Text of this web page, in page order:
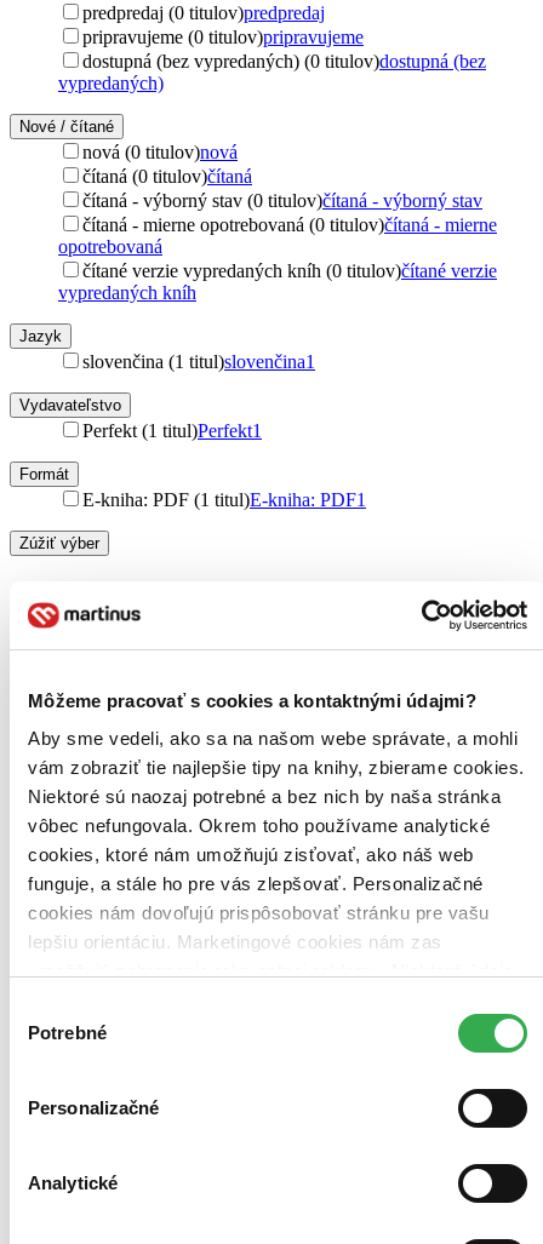
Môžeme pracovať s cookies a kontaktnými údajmi?
Aby sme vedeli, ako sa na našom webe správate, a mohli
vám zobraziť tie najlepšie tipy na knihy, zbierame cookies.
Niektoré sú naozaj potrebné a bez nich by naša stránka
vôbec nefungovala. Okrem toho používame analytické
cookies, ktoré nám umožňujú zisťovať, ako náš web
funguje, a stále ho pre vás zlepšovať. Personalizačné
cookies nám dovoľujú prispôsobovať stránku pre vašu
lepšiu orientáciu. Marketingové cookies nám zas
keby sme mohli používať všetky tieto cookies. Ďakujeme!
súhlasu
Potrebné
Personalizačné
Analytické
predpredaj (0 titulov)predpredaj
pripravujeme (0 titulov)pripravujeme
dostupná (bez vypredaných) (0 titulov)dostupná (bez
vypredaných)
Nové / čítané
nová (0 titulov)nová
čítaná (0 titulov)čítaná
čítaná - výborný stav (0 titulov)čítaná - výborný stav
čítaná - mierne opotrebovaná (0 titulov)čítaná - mierne
opotrebovaná
čítané verzie vypredaných kníh (0 titulov)čítané verzie
vypredaných kníh
Jazyk
slovenčina (1 titul)slovenčina1
Vydavateľstvo
Perfekt (1 titul)Perfekt1
Formát
E-kniha: PDF (1 titul)E-kniha: PDF1
Zúžiť výber
Zoradiť
Bestsellery
Top hodnotené
Najdrahšie
Najlacnejšie
Najvyššia zľava